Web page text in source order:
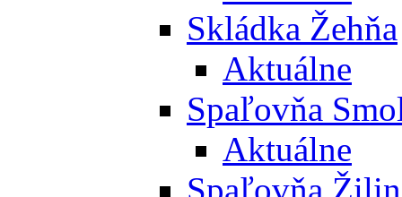
Skládka Žehňa
Aktuálne
Spaľovňa
Aktuálne
Spaľovňa